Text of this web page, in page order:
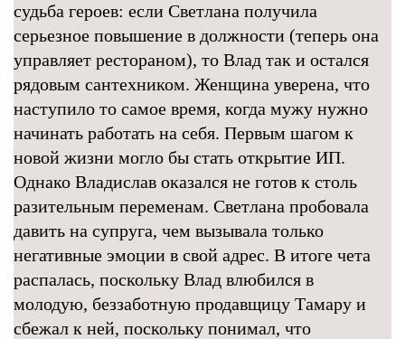
судьба героев: если Светлана получила
серьезное повышение в должности (теперь она
управляет рестораном), то Влад так и остался
рядовым сантехником. Женщина уверена, что
наступило то самое время, когда мужу нужно
начинать работать на себя. Первым шагом к
новой жизни могло бы стать открытие ИП.
Однако Владислав оказался не готов к столь
разительным переменам. Светлана пробовала
давить на супруга, чем вызывала только
негативные эмоции в свой адрес. В итоге чета
распалась, поскольку Влад влюбился в
молодую, беззаботную продавщицу Тамару и
сбежал к ней, поскольку понимал, что